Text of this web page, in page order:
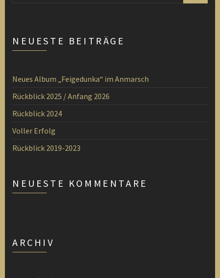
NEUESTE BEITRÄGE
Neues Album „Feigedunka“ im Anmarsch
Rückblick 2025 / Anfang 2026
Rückblick 2024
Voller Erfolg
Rückblick 2019-2023
NEUESTE KOMMENTARE
ARCHIV